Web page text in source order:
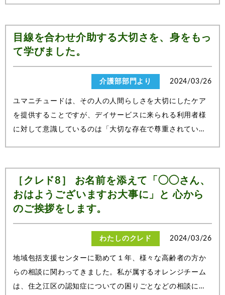
目線を合わせ介助する大切さを、身をもっ
て学びました。
介護部部門より 2024/03/26
ユマニチュードは、その人の人間らしさを大切にしたケア
を提供することですが、デイサービスに来られる利用者様
に対して意識しているのは「大切な存在で尊重されてい
［クレド8］ お名前を添えて「◯◯さん、
おはようございますお大事に」と 心から
のご挨拶をします。
わたしのクレド 2024/03/26
地域包括支援センターに勤めて１年、様々な高齢者の方か
らの相談に関わってきました。私が属するオレンジチーム
は、住之江区の認知症についての困りごとなどの相談に対